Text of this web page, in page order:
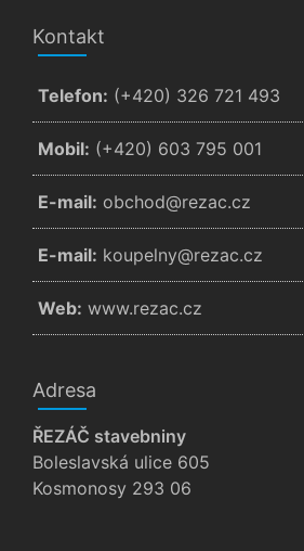
Kontakt
Telefon: (+420) 326 721 493
Mobil: (+420) 603 795 001
E-mail: zc.cazer@dohcbo
E-mail: zc.cazer@ynlepuok
Web: www.rezac.cz
Adresa
ŘEZÁČ stavebniny
Boleslavská ulice 605
Kosmonosy 293 06